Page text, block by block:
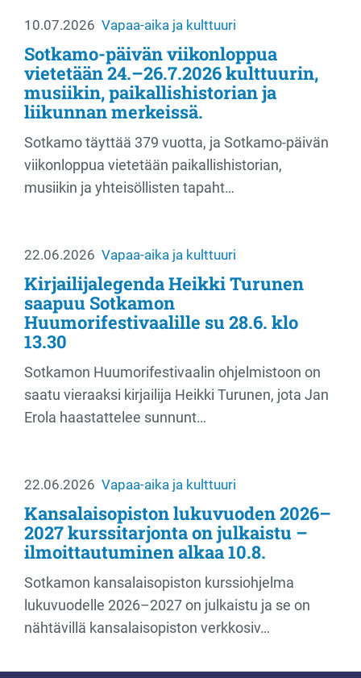
10.07.2026 Vapaa-aika ja kulttuuri
Sotkamo-päivän viikonloppua
vietetään 24.–26.7.2026 kulttuurin,
musiikin, paikallishistorian ja
liikunnan merkeissä.
Sotkamo täyttää 379 vuotta, ja Sotkamo-päivän
viikonloppua vietetään paikallishistorian,
musiikin ja yhteisöllisten tapaht…
22.06.2026 Vapaa-aika ja kulttuuri
Kirjailijalegenda Heikki Turunen
saapuu Sotkamon
Huumorifestivaalille su 28.6. klo
13.30
Sotkamon Huumorifestivaalin ohjelmistoon on
saatu vieraaksi kirjailija Heikki Turunen, jota Jan
Erola haastattelee sunnunt…
22.06.2026 Vapaa-aika ja kulttuuri
Kansalaisopiston lukuvuoden 2026–
2027 kurssitarjonta on julkaistu –
ilmoittautuminen alkaa 10.8.
Sotkamon kansalaisopiston kurssiohjelma
lukuvuodelle 2026–2027 on julkaistu ja se on
nähtävillä kansalaisopiston verkkosiv…